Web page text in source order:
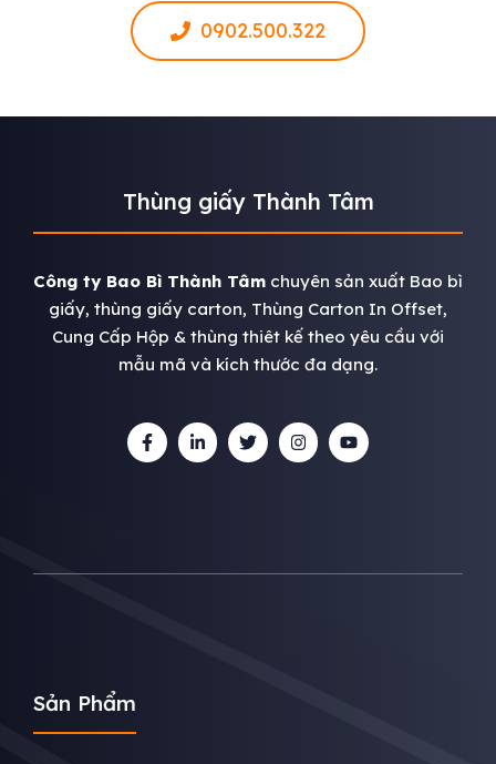
0902.500.322
Thùng giấy Thành Tâm
Công ty Bao Bì Thành Tâm chuyên sản xuất Bao bì
giấy, thùng giấy carton, Thùng Carton In Offset,
Cung Cấp Hộp & thùng thiêt kế theo yêu cầu với
mẫu mã và kích thước đa dạng.
Sản Phẩm